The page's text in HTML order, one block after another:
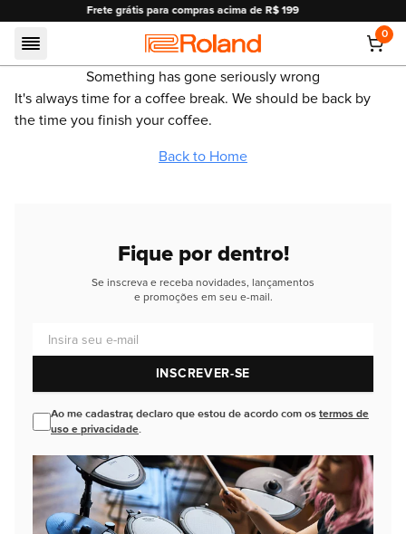
acima de R$ 199 10% OFF em pagamentos
Roland
0
Something has gone seriously wrong
It's always time for a coffee break. We should be back by
the time you finish your coffee.
Back to Home
Fique por dentro!
Se inscreva e receba novidades, lançamentos
e promoções em seu e-mail.
INSCREVER-SE
Ao me cadastrar, declaro que estou de acordo com os termos de
uso e privacidade.